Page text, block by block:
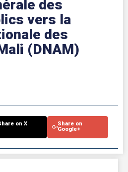
des
vers la
des
(DNAM)
on X
Share on
Google+